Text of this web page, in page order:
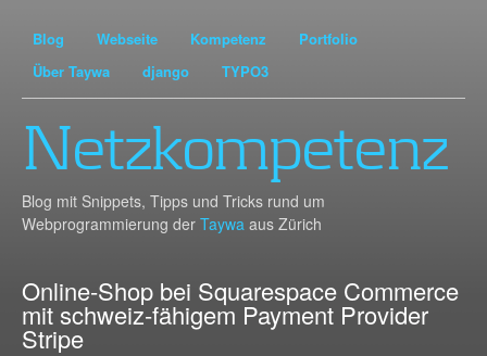
Blog Webseite Kompetenz
Portfolio
Über Taywa
django TYPO3
Netzkompetenz
Blog mit Snippets, Tipps und Tricks rund um
Webprogrammierung der Taywa aus Zürich
Online-Shop bei Squarespace Commerce
mit schweiz-fähigem Payment Provider
Stripe